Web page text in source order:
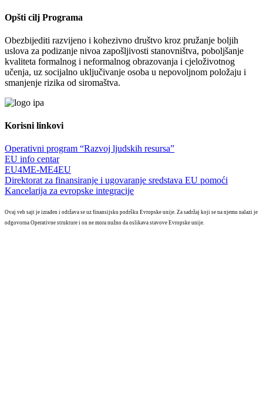
Opšti cilj Programa
Obezbijediti razvijeno i kohezivno društvo kroz pružanje boljih
uslova za podizanje nivoa zapošljivosti stanovništva, poboljšanje
kvaliteta formalnog i neformalnog obrazovanja i cjeloživotnog
učenja, uz socijalno uključivanje osoba u nepovoljnom položaju i
smanjenje rizika od siromaštva.
Korisni linkovi
Operativni program “Razvoj ljudskih resursa”
EU info centar
EU4ME-ME4EU
Direktorat za finansiranje i ugovaranje sredstava EU pomoći
Kancelarija za evropske integracije
Ovaj veb sajt je izrađen i održava se uz finansijsku podršku Evropske unije. Za sadržaj koji se na njemu nalazi je
odgovorna Operativne strukture i on ne mora nužno da oslikava stavove Evropske unije.